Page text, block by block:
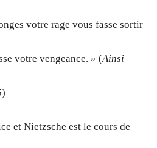
votre rage vous fasse sortir
votre vengeance. » (Ainsi
et Nietzsche est le cours de